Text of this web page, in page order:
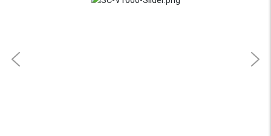
Previous